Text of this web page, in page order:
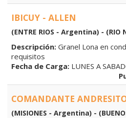
IBICUY - ALLEN
(ENTRE RIOS - Argentina) - (RIO
Descripción: Granel Lona en
requisitos
Fecha de Carga: LUNES A
COMANDANTE
(MISIONES - Argentina) -